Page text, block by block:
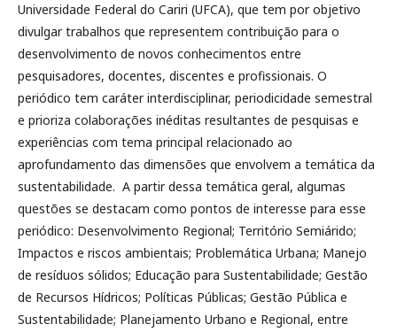
Universidade Federal do Cariri (UFCA), que tem por objetivo
divulgar trabalhos que representem contribuição para o
desenvolvimento de novos conhecimentos entre
pesquisadores, docentes, discentes e profissionais. O
periódico tem caráter interdisciplinar, periodicidade semestral
e prioriza colaborações inéditas resultantes de pesquisas e
experiências com tema principal relacionado ao
aprofundamento das dimensões que envolvem a temática da
sustentabilidade. A partir dessa temática geral, algumas
questões se destacam como pontos de interesse para esse
periódico: Desenvolvimento Regional; Território Semiárido;
Impactos e riscos ambientais; Problemática Urbana; Manejo
de resíduos sólidos; Educação para Sustentabilidade; Gestão
de Recursos Hídricos; Políticas Públicas; Gestão Pública e
Sustentabilidade; Planejamento Urbano e Regional, entre